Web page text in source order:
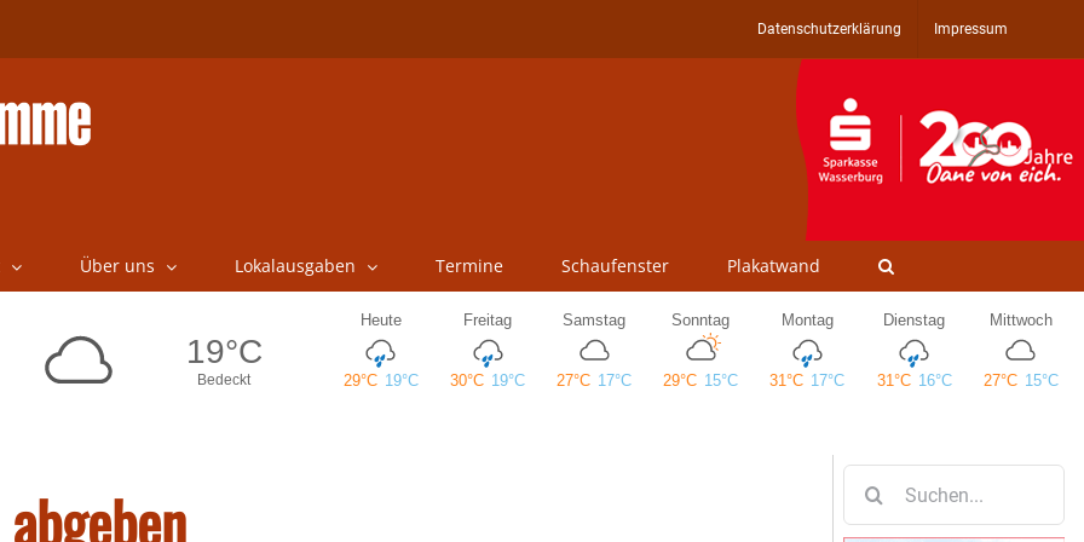
Datenschutzerklärung Impressum
Über uns Lokalausgaben Termine Schaufenster Plakatwand
nach: